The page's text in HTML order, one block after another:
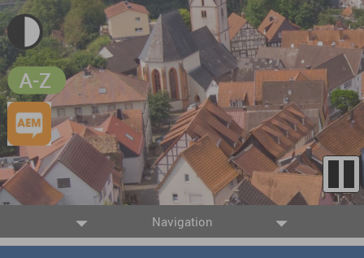
Navigation